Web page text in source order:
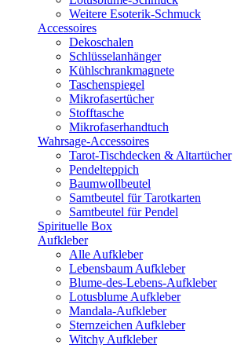
Weitere Esoterik-Schmuck
Accessoires
Dekoschalen
Schlüsselanhänger
Kühlschrankmagnete
Taschenspiegel
Mikrofasertücher
Stofftasche
Mikrofaserhandtuch
Wahrsage-Accessoires
Tarot-Tischdecken & Altartücher
Pendelteppich
Baumwollbeutel
Samtbeutel für Tarotkarten
Samtbeutel für Pendel
Spirituelle Box
Aufkleber
Alle Aufkleber
Lebensbaum Aufkleber
Blume-des-Lebens-Aufkleber
Lotusblume Aufkleber
Mandala-Aufkleber
Sternzeichen Aufkleber
Witchy Aufkleber